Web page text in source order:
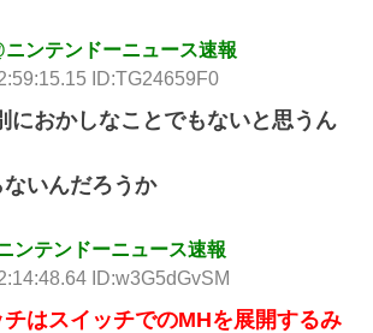
ニンテンドーニュース速報
ID:TG24659F0
におかしなことでもないと思うん
いんだろうか
ンテンドーニュース速報
ID:w3G5dGvSM
チはスイッチでのMHを展開するみ